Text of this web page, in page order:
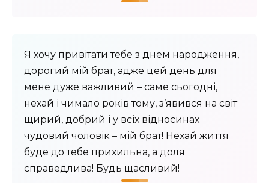
Я хочу привітати тебе з днем народження,
дорогий мій брат, адже цей день для
мене дуже важливий – саме сьогодні,
нехай і чимало років тому, з’явився на світ
щирий, добрий і у всіх відносинах
чудовий чоловік – мій брат! Нехай життя
буде до тебе прихильна, а доля
справедлива! Будь щасливий!